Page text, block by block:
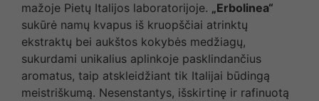
mažoje Pietų Italijos laboratorijoje. „Erbolinea“
sukūrė namų kvapus iš kruopščiai atrinktų
ekstraktų bei aukštos kokybės medžiagų,
sukurdami unikalius aplinkoje pasklindančius
aromatus, taip atskleidžiant tik Italijai būdingą
meistriškumą. Nesenstantys, išskirtinę ir rafinuotą